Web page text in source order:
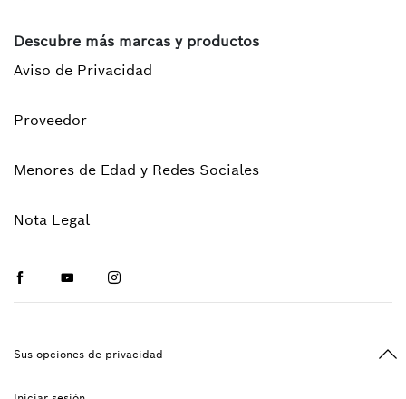
Descubre más marcas y productos
Aviso de Privacidad
Proveedor
Menores de Edad y Redes Sociales
Nota Legal
FacebookYoutubeInstagram
Sus opciones de privacidad